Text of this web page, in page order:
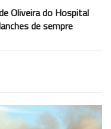
Oliveira do Hospital
de sempre